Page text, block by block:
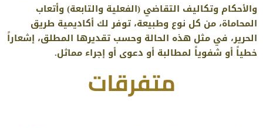
والأحكام وتكاليف التقاضي (الفعلية والتابعة) وأتعاب
المحاماة، من كل نوع وطبيعة، توفر لك أكاديمية طريق
الحرير، في مثل هذه الحالة وحسب تقديرها المطلق، إشعاراً
خطياً أو شفوياً لمطالبة أو دعوى أو إجراء مماثل.
متفرقات